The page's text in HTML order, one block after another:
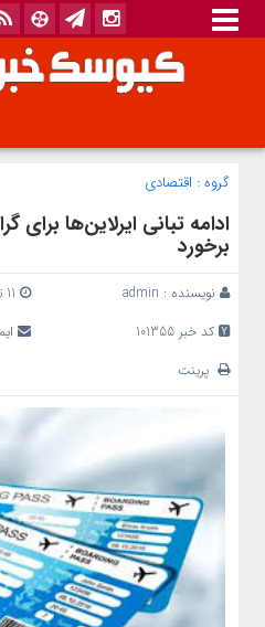
گروه : اقتصادی
ادامه تبانی ایرلاین‌ها برای
برخورد
نویسنده : admin
کد خبر 101355
پرینت